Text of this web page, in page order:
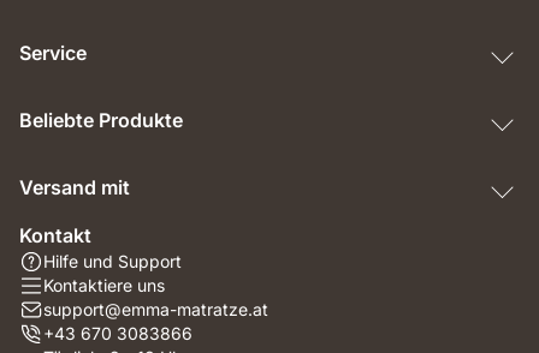
Service
Beliebte Produkte
Versand mit
Kontakt
Hilfe und Support
Kontaktiere uns
support@emma-matratze.at
+43 670 3083866